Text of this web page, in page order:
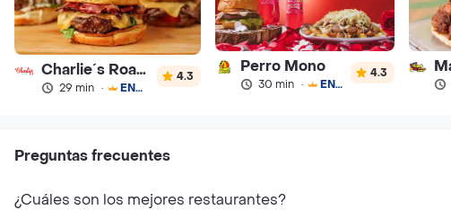
Charlie´s Roastbeef
29 min · ENVÍO GRATIS
4.3
Perro Mono
30 min · ENVÍO GRATIS
4.3
Preguntas frecuentes
¿Cuáles son los mejores restaurantes?